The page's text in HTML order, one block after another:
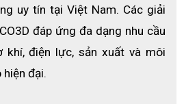
cho áo mưa khi dễ bị nhăn hay bị gấp
Sau mỗi lần sử dụng người dùng
cách lau sạch lại bằng nước và
ứng da cho người dùng, người lớn
uy tín tại Việt Nam. Các giải
đáp ứng đa dạng nhu cầu
khí, điện lực, sản xuất và môi
đại.